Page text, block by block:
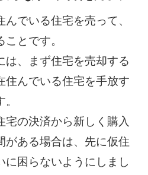
でいる住宅を売って、
とです。
は、まず住宅を売却する
住んでいる住宅を手放す
宅の決済から新しく購入
がある場合は、先に仮住
に困らないようにしまし